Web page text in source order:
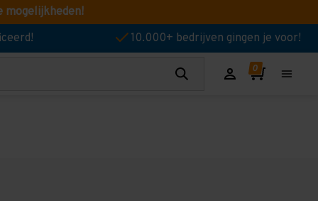
mogelijkheden!
10.000+ bedrijven gingen je voor!